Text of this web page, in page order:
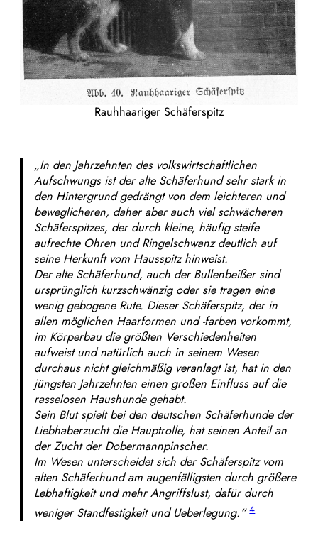
Rauhhaariger Schäferspitz
„In den Jahrzehnten des volkswirtschaftlichen
Aufschwungs ist der alte Schäferhund sehr stark in
den Hintergrund gedrängt von dem leichteren und
beweglicheren, daher aber auch viel schwächeren
Schäferspitzes, der durch kleine, häufig steife
aufrechte Ohren und Ringelschwanz deutlich auf
seine Herkunft vom Hausspitz hinweist.
Der alte Schäferhund, auch der Bullenbeißer sind
ursprünglich kurzschwänzig oder sie tragen eine
wenig gebogene Rute. Dieser Schäferspitz, der in
allen möglichen Haarformen und -farben vorkommt,
im Körperbau die größten Verschiedenheiten
aufweist und natürlich auch in seinem Wesen
durchaus nicht gleichmäßig veranlagt ist, hat in den
jüngsten Jahrzehnten einen großen Einfluss auf die
rasselosen Haushunde gehabt.
Sein Blut spielt bei den deutschen Schäferhunde der
Liebhaberzucht die Hauptrolle, hat seinen Anteil an
der Zucht der Dobermannpinscher.
Im Wesen unterscheidet sich der Schäferspitz vom
alten Schäferhund am augenfälligsten durch größere
Lebhaftigkeit und mehr Angriffslust, dafür durch
weniger Standfestigkeit und Ueberlegung.“4